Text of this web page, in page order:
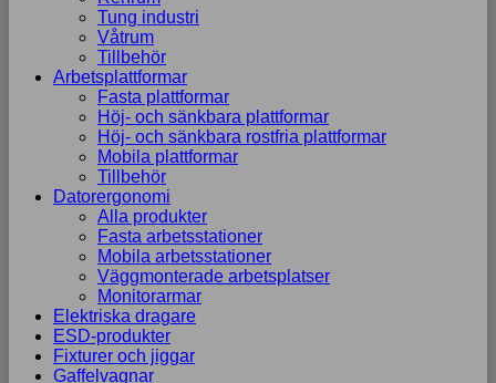
Tung industri
Våtrum
Tillbehör
Arbetsplattformar
Fasta plattformar
Höj- och sänkbara plattformar
Höj- och sänkbara rostfria plattformar
Mobila plattformar
Tillbehör
Datorergonomi
Alla produkter
Fasta arbetsstationer
Mobila arbetsstationer
Väggmonterade arbetsplatser
Monitorarmar
Elektriska dragare
ESD-produkter
Fixturer och jiggar
Gaffelvagnar